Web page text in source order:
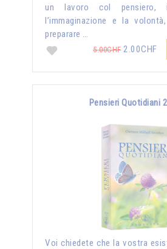
un lavoro col pensiero,
l’immaginazione e la
preparare …
5.00CHF2.00CHF
Pensieri Quotidiani
Voi chiedete che la vostra